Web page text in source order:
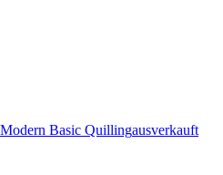
ausverkauft